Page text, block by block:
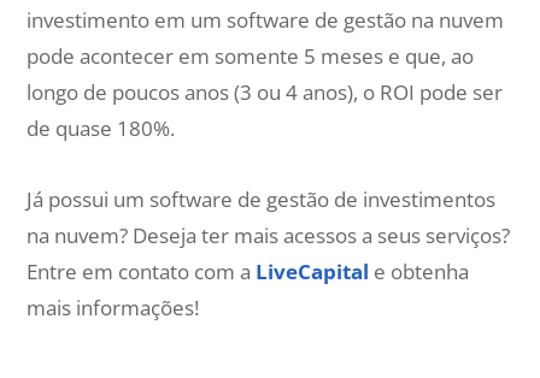
investimento em um software de gestão na nuvem
pode acontecer em somente 5 meses e que, ao
longo de poucos anos (3 ou 4 anos), o ROI pode ser
de quase 180%.
Já possui um software de gestão de investimentos
na nuvem? Deseja ter mais acessos a seus serviços?
Entre em contato com a LiveCapital e obtenha
mais informações!